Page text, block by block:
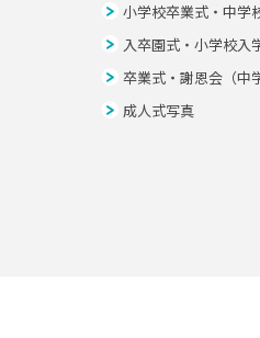
小学校卒業式・中学
入卒園式・小学校入
卒業式・謝恩会（中
成人式写真